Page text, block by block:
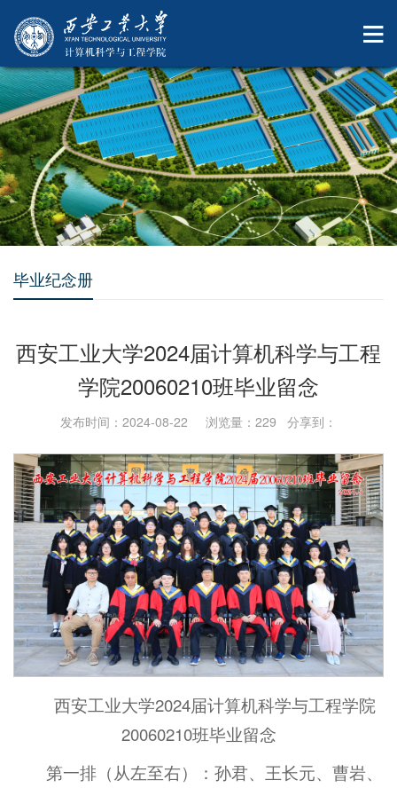
毕业纪念册
西安工业大学2024届计算机科学与工程
学院20060210​班毕业留念
发布时间：2024-08-22 浏览量： 229 分享到：
西安工业大学2024届计算机科学与工程学院
20060210班毕业留念
第一排（从左至右）：孙君、王长元、曹岩、